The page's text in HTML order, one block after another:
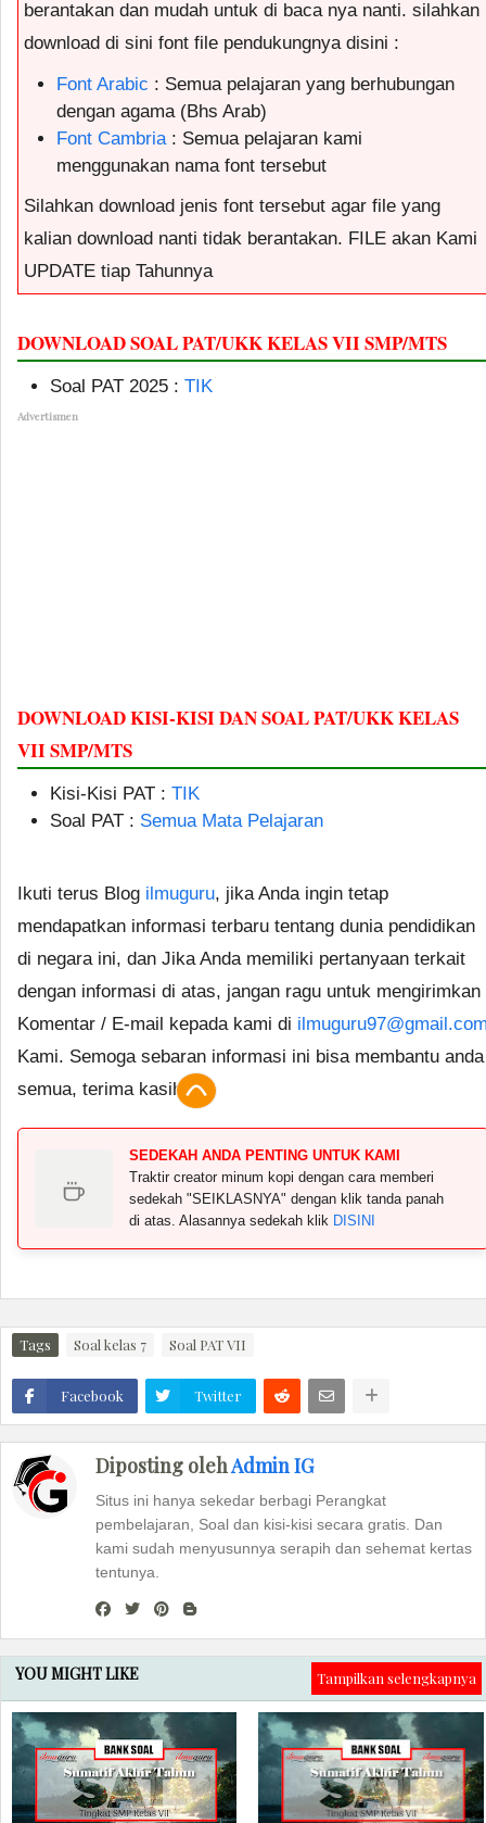
berantakan dan mudah untuk di baca nya nanti. silahkan
download di sini font file pendukungnya disini :
Font Arabic : Semua pelajaran yang berhubungan
dengan agama (Bhs Arab)
Font Cambria: Semua pelajaran kami
menggunakan nama font tersebut
Silahkan download jenis font tersebut agar file yang
kalian download nanti tidak berantakan. FILE akan Kami
UPDATE tiap Tahunnya
DOWNLOAD SOAL PAT/UKK KELAS VII SMP/MTS
Soal PAT 2025 : TIK
Advertismen
DOWNLOAD KISI-KISI DAN SOAL PAT/UKK KELAS
VII SMP/MTS
Kisi-Kisi PAT : TIK
Soal PAT : Semua Mata Pelajaran
Ikuti terus Blog ilmuguru, jika Anda ingin tetap
mendapatkan informasi terbaru tentang dunia pendidikan
di negara ini, dan Jika Anda memiliki pertanyaan terkait
dengan informasi di atas, jangan ragu untuk mengirimkan
Komentar / E-mail kepada kami di
Kami. Semoga sebaran informasi ini bisa membantu anda
semua, terima kasih.
SEDEKAH ANDA PENTING UNTUK KAMI
Traktir creator minum kopi dengan cara memberi
sedekah "SEIKLASNYA" dengan klik tanda panah
di atas. Alasannya sedekah klik DISINI
Tags Soal kelas 7 Soal PAT VII
Facebook Twitter
Diposting olehAdmin IG
Situs ini hanya sekedar berbagi Perangkat
pembelajaran, Soal dan kisi-kisi secara gratis. Dan
kami sudah menyusunnya serapih dan sehemat kertas
tentunya.
YOU MIGHT LIKE Tampilkan selengkapnya